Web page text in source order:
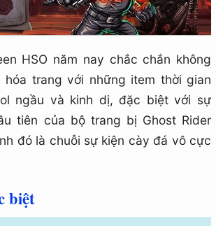
HSO năm nay chắc chắn không
hóa trang với những item thời gian
ngầu và kinh dị, đặc biệt với sự
tiên của bộ trang bị Ghost Rider
đó là chuỗi sự kiện cày đá vô cực
biệt